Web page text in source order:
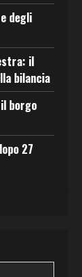
degli
il
bilancia
borgo
27